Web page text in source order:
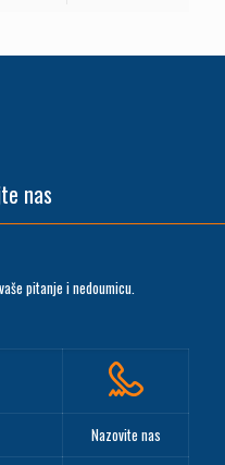
nas
pitanje i nedoumicu.
Nazovite nas